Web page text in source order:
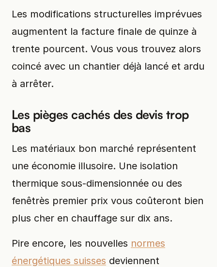
Les modifications structurelles imprévues
augmentent la facture finale de quinze à
trente pourcent. Vous vous trouvez alors
coincé avec un chantier déjà lancé et ardu
à arrêter.
Les pièges cachés des devis trop
bas
Les matériaux bon marché représentent
une économie illusoire. Une isolation
thermique sous-dimensionnée ou des
fenêtrès premier prix vous coûteront bien
plus cher en chauffage sur dix ans.
Pire encore, les nouvelles normes
énergétiques suisses deviennent